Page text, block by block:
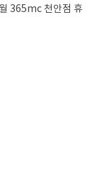
365mc 천안점 휴